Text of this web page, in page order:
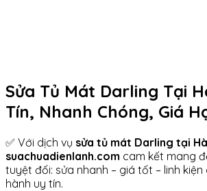
Sửa Tủ Mát Darling Tại
Tín, Nhanh Chóng, Giá
✅ Với dịch vụ sửa tủ mát Darling tại
suachuadienlanh.com cam kết mang
tuyệt đối: sửa nhanh – giá tốt – linh
hành uy tín.